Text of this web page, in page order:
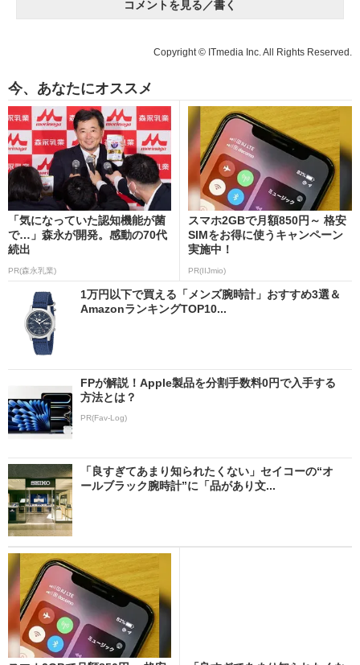
コメントを見る／書く
Copyright © ITmedia Inc. All Rights Reserved.
今、あなたにオススメ
「気になっていた認知機能が菌
で…」森永が開発。感動の70代
続出
PR(森永乳業)
スマホ2GBで月額850円～ 格安
SIMをお得に使うキャンペーン
実施中！
PR(IIJmio)
1万円以下で買える「メンズ腕時計」おすすめ3選＆
AmazonランキングTOP10...
FPが解説！Apple製品を分割手数料0円で入手する
方法とは？
PR(Fav-Log)
「良すぎてあまり知られたくない」セイコーの“オ
ールブラック腕時計”に「品があり文...